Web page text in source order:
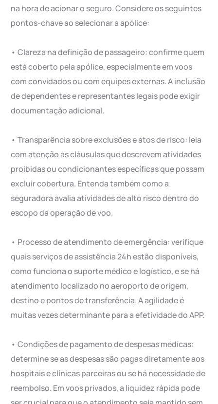
na hora de acionar o seguro. Considere os seguintes
pontos-chave ao selecionar a apólice:
• Clareza na definição de passageiro: confirme quem
está coberto pela apólice, especialmente em voos
com convidados ou com equipes externas. A inclusão
de dependentes e representantes legais pode exigir
documentação adicional.
• Transparência sobre exclusões e atos de risco: leia
com atenção as cláusulas que descrevem atividades
proibidas ou condicionantes específicas que possam
excluir cobertura. Entenda também como a
seguradora avalia atividades de alto risco dentro do
escopo da operação de voo.
• Processo de atendimento de emergência: verifique
quais serviços de assistência 24h estão disponíveis,
como funciona o suporte médico e logístico, e se há
atendimento localizado no aeroporto de origem,
destino e pontos de transferência. A agilidade é
muitas vezes determinante para a efetividade do APP.
• Condições de pagamento de despesas médicas:
determine se as despesas são pagas diretamente aos
hospitais e clínicas parceiras ou se há necessidade de
reembolso. Em voos privados, a liquidez rápida pode